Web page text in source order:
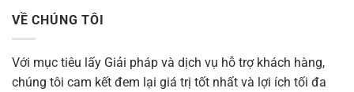
VỀ CHÚNG TÔI
Với mục tiêu lấy Giải pháp và dịch vụ hỗ trợ khách hàng,
chúng tôi cam kết đem lại giá trị tốt nhất và lợi ích tối đa